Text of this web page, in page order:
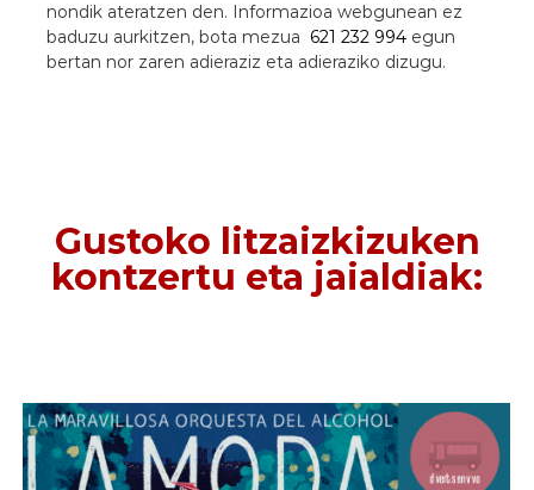
nondik ateratzen den. Informazioa webgunean ez
baduzu aurkitzen, bota mezua 621 232 994egun
bertan nor zaren adieraziz eta adieraziko dizugu.
Gustoko litzaizkizuken
kontzertu eta jaialdiak: